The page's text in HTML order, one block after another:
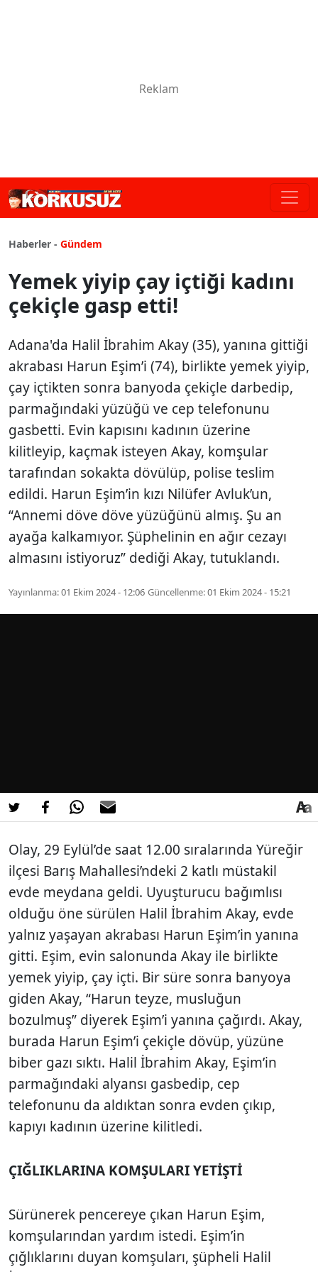
Haberler - Gündem
Yemek yiyip çay içtiği kadını
çekiçle gasp etti!
Adana'da Halil İbrahim Akay (35), yanına gittiği
akrabası Harun Eşim’i (74), birlikte yemek yiyip,
çay içtikten sonra banyoda çekiçle darbedip,
parmağındaki yüzüğü ve cep telefonunu
gasbetti. Evin kapısını kadının üzerine
kilitleyip, kaçmak isteyen Akay, komşular
tarafından sokakta dövülüp, polise teslim
edildi. Harun Eşim’in kızı Nilüfer Avluk’un,
“Annemi döve döve yüzüğünü almış. Şu an
ayağa kalkamıyor. Şüphelinin en ağır cezayı
almasını istiyoruz” dediği Akay, tutuklandı.
Yayınlanma:01 Ekim 2024 - 12:06 Güncellenme:01 Ekim 2024 - 15:21
Olay, 29 Eylül’de saat 12.00 sıralarında Yüreğir
ilçesi Barış Mahallesi’ndeki 2 katlı müstakil
evde meydana geldi. Uyuşturucu bağımlısı
olduğu öne sürülen Halil İbrahim Akay, evde
yalnız yaşayan akrabası Harun Eşim’in yanına
gitti. Eşim, evin salonunda Akay ile birlikte
yemek yiyip, çay içti. Bir süre sonra banyoya
giden Akay, “Harun teyze, musluğun
bozulmuş” diyerek Eşim’i yanına çağırdı. Akay,
burada Harun Eşim’i çekiçle dövüp, yüzüne
biber gazı sıktı. Halil İbrahim Akay, Eşim’in
parmağındaki alyansı gasbedip, cep
telefonunu da aldıktan sonra evden çıkıp,
kapıyı kadının üzerine kilitledi.
ÇIĞLIKLARINA KOMŞULARI YETİŞTİ
Sürünerek pencereye çıkan Harun Eşim,
komşularından yardım istedi. Eşim’in
çığlıklarını duyan komşuları, şüpheli Halil